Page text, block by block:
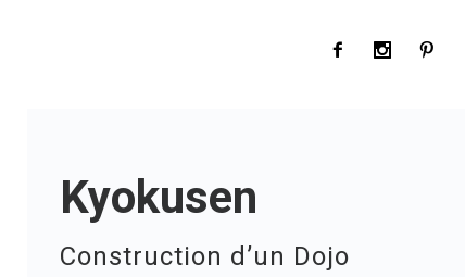
Kyokusen
Construction d’un Dojo